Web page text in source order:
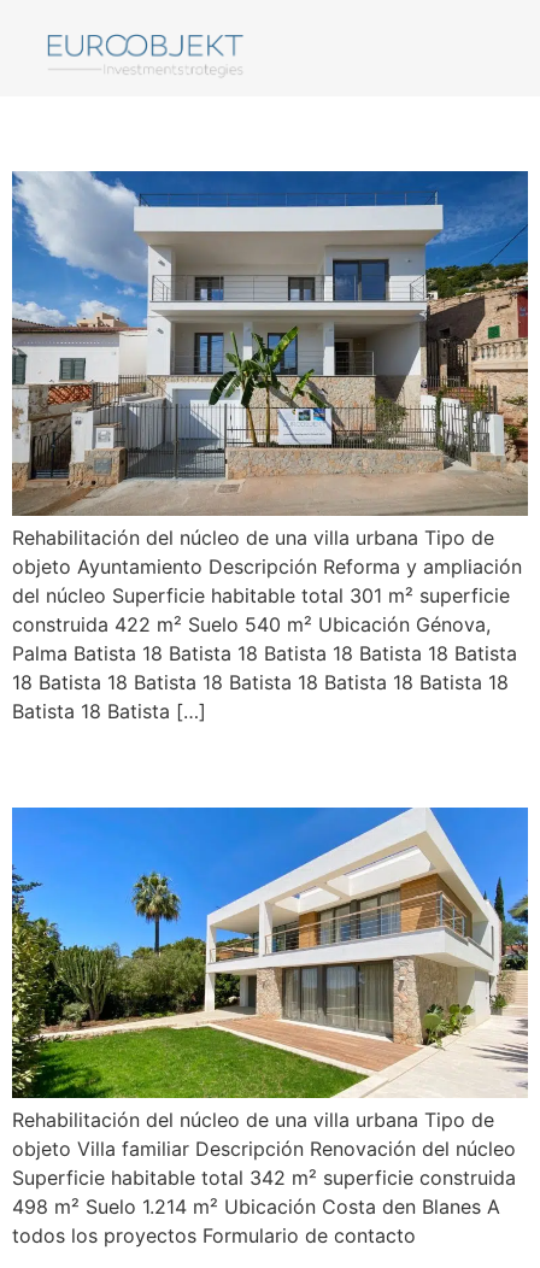
Rehabilitación del núcleo de una villa urbana Tipo de
objeto Ayuntamiento Descripción Reforma y ampliación
del núcleo Superficie habitable total 301 m² superficie
construida 422 m² Suelo 540 m² Ubicación Génova,
Palma Batista 18 Batista 18 Batista 18 Batista 18 Batista
18 Batista 18 Batista 18 Batista 18 Batista 18 Batista 18
Batista 18 Batista […]
Rehabilitación del núcleo de una villa urbana Tipo de
objeto Villa familiar Descripción Renovación del núcleo
Superficie habitable total 342 m² superficie construida
498 m² Suelo 1.214 m² Ubicación Costa den Blanes A
todos los proyectos Formulario de contacto